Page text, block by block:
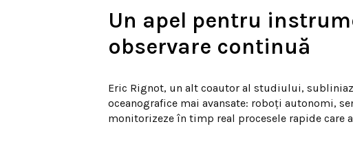
Un apel pentru
observare continuă
Eric Rignot, un alt coautor al studiului,
oceanografice mai avansate: roboți autonomi,
monitorizeze în timp real procesele rapide care